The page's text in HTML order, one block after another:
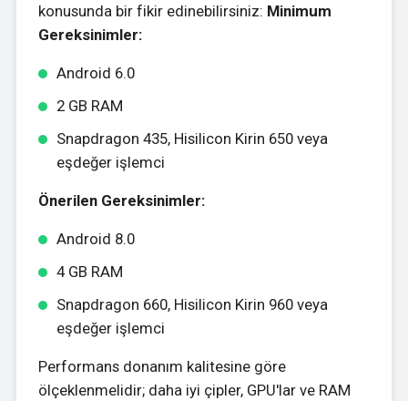
konusunda bir fikir edinebilirsiniz: Minimum
Gereksinimler:
Android 6.0
2 GB RAM
Snapdragon 435, Hisilicon Kirin 650 veya
eşdeğer işlemci
Önerilen Gereksinimler:
Android 8.0
4 GB RAM
Snapdragon 660, Hisilicon Kirin 960 veya
eşdeğer işlemci
Performans donanım kalitesine göre
ölçeklenmelidir; daha iyi çipler, GPU'lar ve RAM